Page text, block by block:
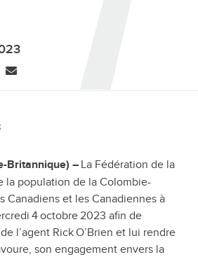
dans un nouvel onglet)
dans un nouvel onglet)
(ouvre dans un nouvel onglet)
Britannique) – La Fédération de la
la population de la Colombie-
Canadiens et les Canadiennes à
4 octobre 2023 afin de
l’agent Rick O’Brien et lui rendre
son engagement envers la